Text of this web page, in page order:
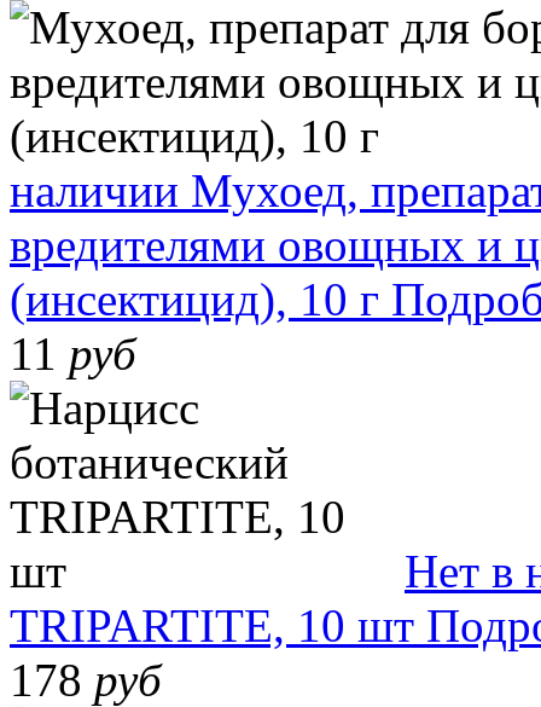
наличии Мухоед,
вредителями овощных и
(инсектицид), 10 г
11 руб
Нет в
TRIPARTITE, 10 шт
178 руб